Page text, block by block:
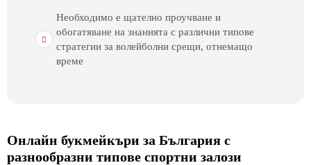
Необходимо е щателно проучване и
обогатяване на знанията с различни типове
стратегии за волейболни срещи, отнемащо
време
Онлайн букмейкъри за България с
разнообразни типове спортни залози